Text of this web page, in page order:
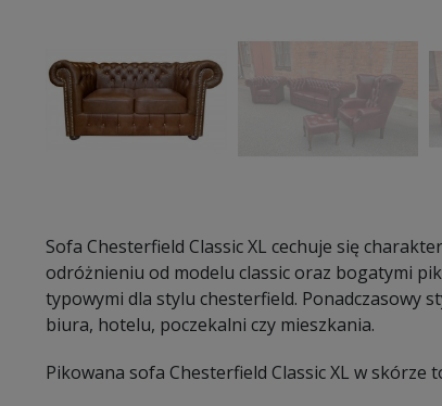
Sofa Chesterfield Classic XL cechuje się
odróżnieniu od modelu classic oraz bogatymi
typowymi dla stylu chesterfield. Ponadczasowy
biura, hotelu, poczekalni czy mieszkania.
Pikowana sofa Chesterfield Classic XL w skórze